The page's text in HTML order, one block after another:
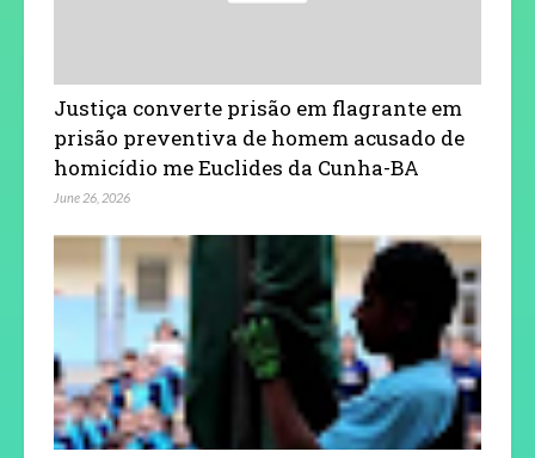
Justiça converte prisão em flagrante em
prisão preventiva de homem acusado de
homicídio me Euclides da Cunha-BA
June 26, 2026